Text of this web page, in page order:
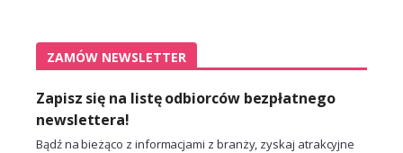
ZAMÓW NEWSLETTER
Zapisz się na listę odbiorców bezpłatnego
newslettera!
Bądź na bieżąco z informacjami z branży, zyskaj atrakcyjne